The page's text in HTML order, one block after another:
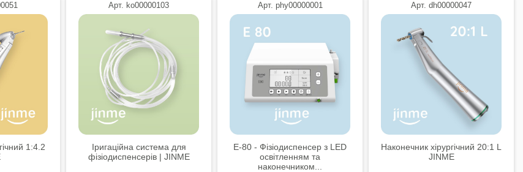
1:4.2
Арт. ko00000103
Іригаційна система для
фізіодиспенсерів | JINME
Арт. phy00000001
E-80 - Фiзіодиспенсер з LED
освітленням та
наконечником...
Арт. dh00000047
Наконечник хірургічний 20:1 L
JINME